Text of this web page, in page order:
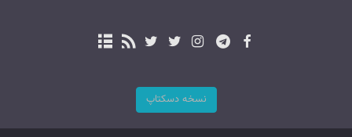
نسخه دسکتاپ